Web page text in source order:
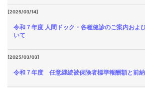
[2025/03/14]
令和７年度 人間ドック・各種健診のご案内およ
いて
[2025/03/03]
令和７年度 任意継続被保険者標準報酬額と前